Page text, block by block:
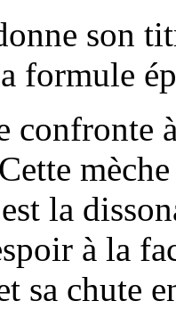
son
formule
confronte
la
à la
sa chute